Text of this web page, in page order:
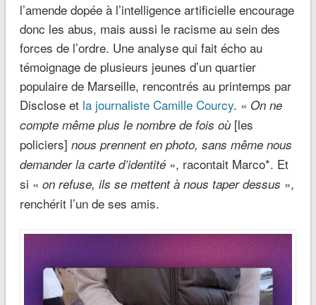
l’amende dopée à l’intelligence artificielle encourage
donc les abus, mais aussi le racisme au sein des
forces de l’ordre. Une analyse qui fait écho au
témoignage de plusieurs jeunes d’un quartier
populaire de Marseille, rencontrés au printemps par
Disclose et la journaliste Camille Courcy. « On ne
compte même plus le nombre de fois où [les
policiers] nous prennent en photo, sans même nous
demander la carte d’identité», racontait Marco*. Et
si « on refuse, ils se mettent à nous taper dessus »,
renchérit l’un de ses amis.